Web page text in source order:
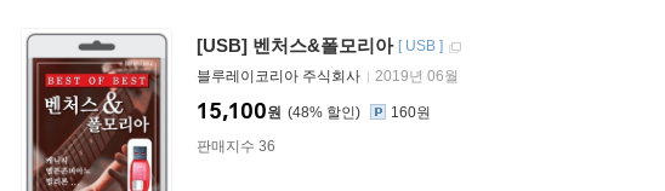
[USB] 벤처스&폴모리아 [ USB ]
블루레이코리아 주식회사
2019년 06월
48%
15,100원
160원
판매지수 36